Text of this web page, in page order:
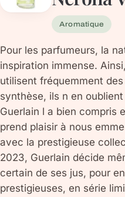
Aromatique
Pour les parfumeurs, la
inspiration immense.
utilisent fréquemment
synthèse, ils n en
Guerlain l a bien compris
prend plaisir à nous
avec la prestigieuse
2023, Guerlain décide
certain de ses jus, pour
prestigieuses, en série